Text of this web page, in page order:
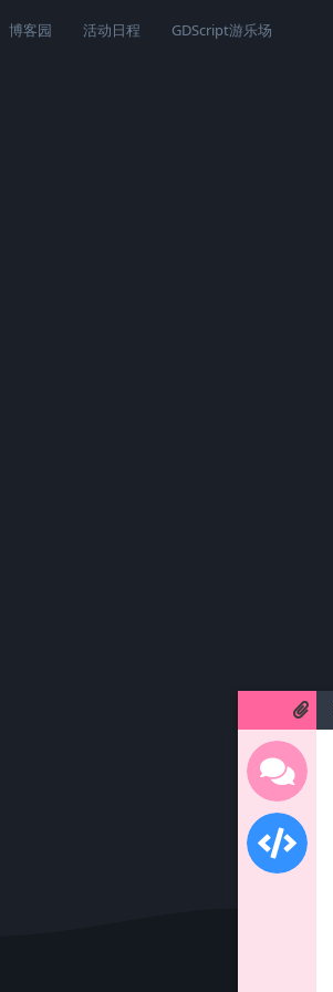
博客园 活动日程 GDScript游乐场